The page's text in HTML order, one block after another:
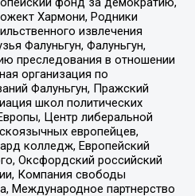
Хармони, Родники
извлечения
Фалуньгун, Фалуньгун,
преследования в отношении
организация по
Фалуньгун, Пражский
школ политических
Центр либеральной
европейцев,
колледж, Европейский
Оксфордский российский
Компания свободы
Международное партнерство